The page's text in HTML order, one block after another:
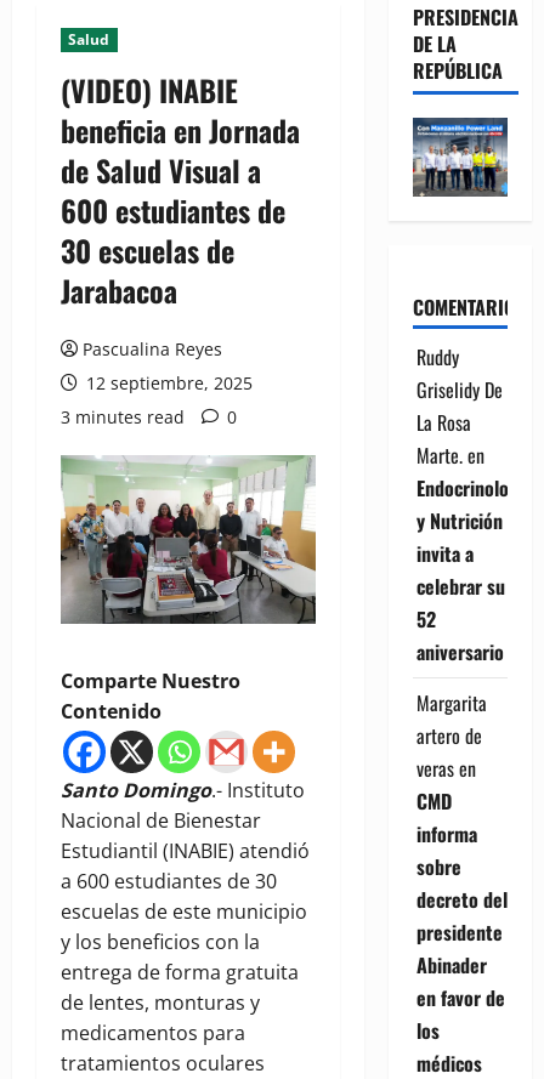
Salud
(VIDEO) INABIE
beneficia en Jornada
de Salud Visual a
600 estudiantes de
30 escuelas de
Jarabacoa
Pascualina Reyes
12 septiembre, 2025
3 minutes read
0
Comparte Nuestro
Contenido
Santo Domingo.- Instituto
Nacional de Bienestar
Estudiantil (INABIE) atendió
a 600 estudiantes de 30
escuelas de este municipio
y los beneficios con la
entrega de forma gratuita
de lentes, monturas y
medicamentos para
tratamientos oculares
PRESIDENCIA
DE LA
REPÚBLICA
COMENTARIOS
Ruddy
Griselidy De
La Rosa
Marte.en
Endocrinología
y Nutrición
invita a
celebrar su
52
aniversario
Margarita
artero de
verasen
CMD
informa
sobre
decreto del
presidente
Abinader
en favor de
los
médicos